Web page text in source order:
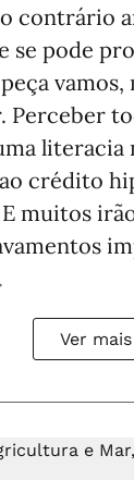
contrário
se pode
vamos,
Perceber
literacia
crédito
E muitos
Ver mais